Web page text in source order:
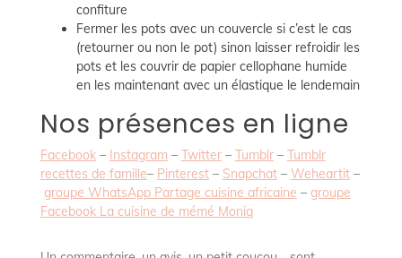
confiture
Fermer les pots avec un couvercle si c’est le cas
(retourner ou non le pot) sinon laisser refroidir les
pots et les couvrir de papier cellophane humide
en les maintenant avec un élastique le lendemain
Nos présences en ligne
Facebook– Instagram – Twitter– Tumblr– Tumblr
recettes de famille– Pinterest– Snapchat– Weheartit–
groupe WhatsApp Partage cuisine africaine – groupe
Facebook La cuisine de mémé Moniq